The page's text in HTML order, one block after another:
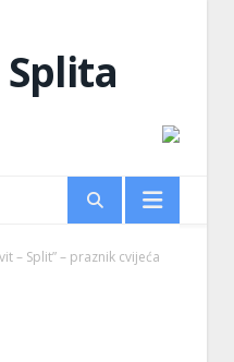
– Split” – praznik cvijeća